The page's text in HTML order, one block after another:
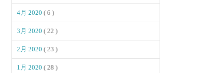
4月 2020( 6 )
3月 2020( 22 )
2月 2020( 23 )
1月 2020( 28 )